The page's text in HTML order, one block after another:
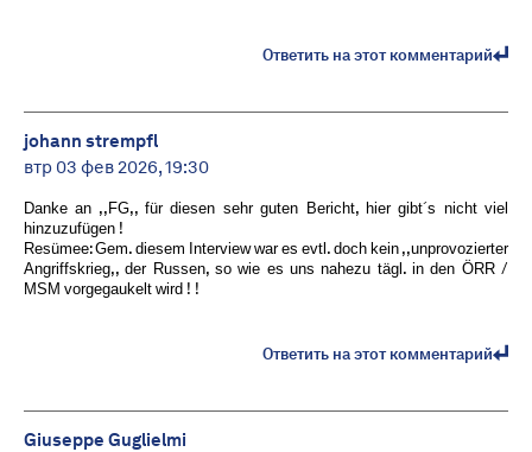
Ответить на этот комментарий
johann strempfl
втр 03 фев 2026, 19:30
Danke an ,,FG,, für diesen sehr guten Bericht, hier gibt´s nicht viel
hinzuzufügen !
Resümee: Gem. diesem Interview war es evtl. doch kein ,,unprovozierter
Angriffskrieg,, der Russen, so wie es uns nahezu tägl. in den ÖRR /
MSM vorgegaukelt wird ! !
Ответить на этот комментарий
Giuseppe Guglielmi